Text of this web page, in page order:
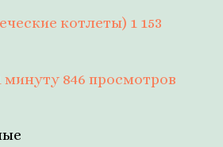
котлеты) 1 153
минуту 846 просмотров